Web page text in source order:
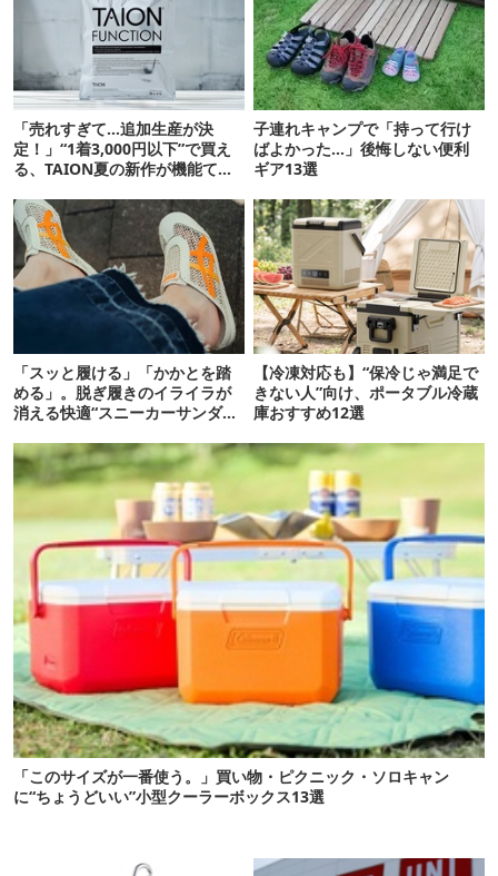
「売れすぎて…追加生産が決
定！」“1着3,000円以下”で買え
る、TAION夏の新作が機能てん
子連れキャンプで「持って行け
ばよかった…」後悔しない便利
ギア13選
「スッと履ける」「かかとを踏
める」。脱ぎ履きのイライラが
消える快適“スニーカーサンダ
【冷凍対応も】“保冷じゃ満足で
きない人”向け、ポータブル冷蔵
庫おすすめ12選
「このサイズが一番使う。」買い物・ピクニック・ソロキャン
に“ちょうどいい”小型クーラーボックス13選